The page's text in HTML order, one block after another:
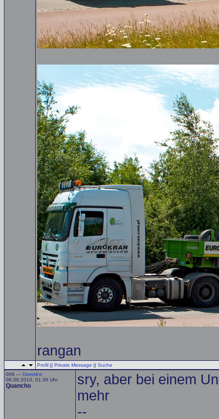
rangan
Profil || Private Message || Suche
006 — Direktlink
06.06.2010, 01:36 Uhr
Quancho
sry, aber bei einem
mehr
--